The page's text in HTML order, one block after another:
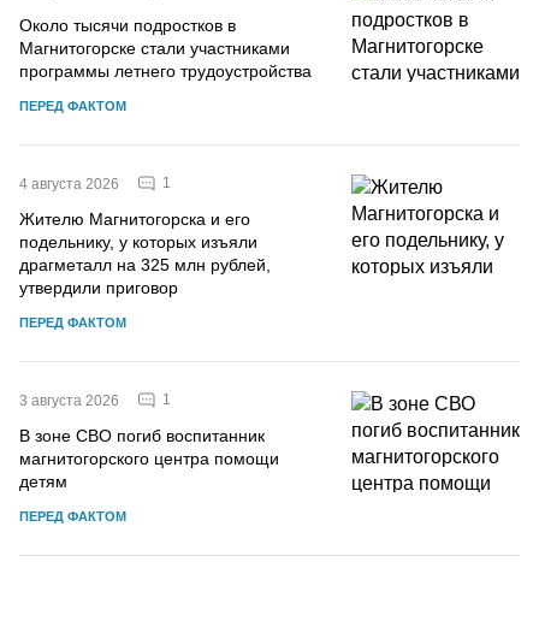
Около тысячи подростков в
Магнитогорске стали участниками
программы летнего трудоустройства
ПЕРЕД ФАКТОМ
4 августа 2026 1
Жителю Магнитогорска и его
подельнику, у которых изъяли
драгметалл на 325 млн рублей,
утвердили приговор
ПЕРЕД ФАКТОМ
3 августа 2026 1
В зоне СВО погиб воспитанник
магнитогорского центра помощи
детям
ПЕРЕД ФАКТОМ